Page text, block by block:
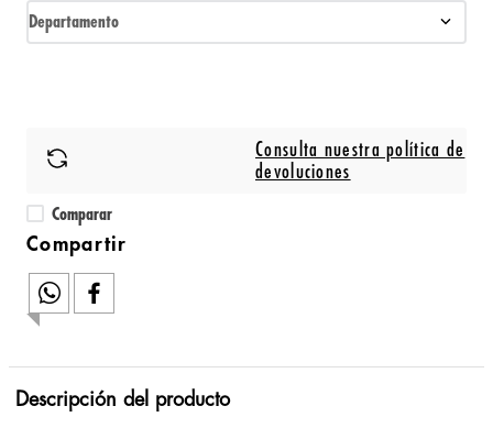
Departamento
Consulta nuestra política de
devoluciones
Comparar
Descripción del producto